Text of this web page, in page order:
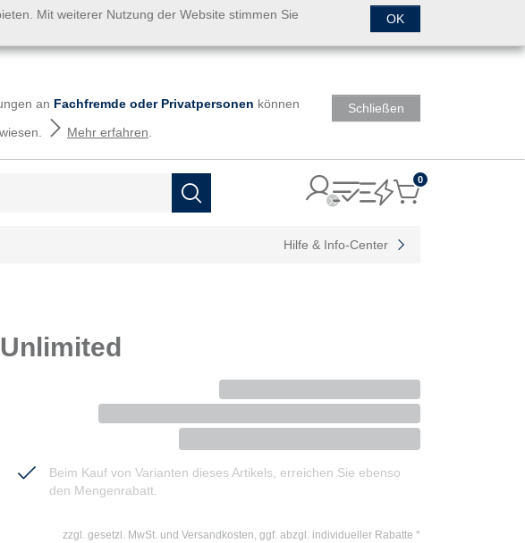
Mit weiterer Nutzung der Website stimmen Sie
OK
an Fachfremde oder Privatpersonen können
Mehr erfahren
Schließen
Suchen
0Items
Hilfe & Info-Center
Beim Kauf von Varianten dieses Artikels, erreichen Sie ebenso
den Mengenrabatt.
zzgl. gesetzl. MwSt. und Versandkosten, ggf. abzgl. individueller Rabatte *